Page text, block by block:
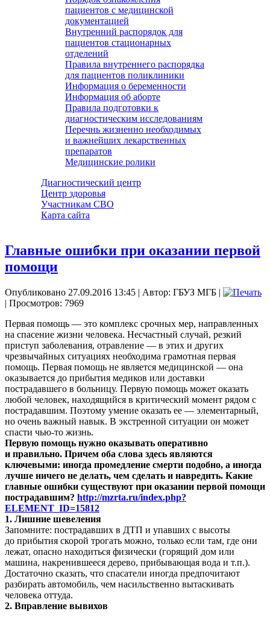
пациентов с медицинской
документацией
Внутренний распорядок для
пациентов стационарных
отделений
Правила внутреннего распорядка
для пациентов поликлиники
Информация о беременности
Информация об аборте
Правила подготовки к
диагностическим исследованиям
Перечнь жизненно необходимых
и важнейших лекарственных
препаратов
Медицинские ролики
Диагностический центр
Центр здоровья
Участникам СВО
Карта сайта
Главные ошибки при оказании первой
помощи
Опубликовано 27.09.2016 13:45 | Автор: ГБУЗ МГБ |
| Просмотров: 7969
Первая помощь — это комплекс срочных мер, направленных
на спасение жизни человека. Несчастный случай, резкий
приступ заболевания, отравление — в этих и других
чрезвычайных ситуациях необходима грамотная первая
помощь. Первая помощь не является медицинской — она
оказывается до прибытия медиков или доставки
пострадавшего в больницу. Первую помощь может оказать
любой человек, находящийся в критический момент рядом с
пострадавшим. Поэтому умение оказать ее — элементарный,
но очень важный навык. В экстренной ситуации он может
спасти чью-то жизнь.
Первую помощь нужно оказывать оперативно
и правильно. Причем оба слова здесь являются
ключевыми: иногда промедление смерти подобно, а иногда
лучше ничего не делать, чем сделать и навредить. Какие
главные ошибки существуют при оказании первой помощи
пострадавшим? http://mzrta.ru/index.php?
ELEMENT_ID=15812
1. Лишние шевеления
Запомните: пострадавших в ДТП и упавших с высоты
до прибытия скорой трогать можно, только если там, где они
лежат, опасно находиться физически (горящий дом или
машина, накренившееся дерево, прибывающая вода и т.п.).
Достаточно сказать, что спасатели иногда предпочитают
разбирать автомобиль, чем насильственно вытаскивать
человека оттуда.
2. Вправление вывихов